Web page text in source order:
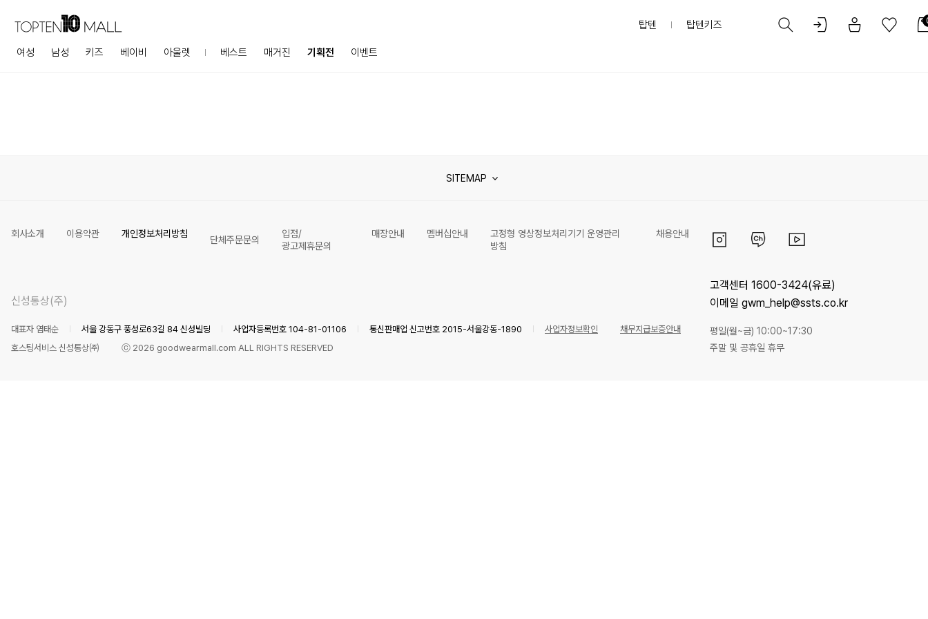
여성 남성 키즈 베이비 아울렛 베스트 매거진 기획전 이벤트
탑텐 탑텐키즈
SITEMAP
회사소개 이용약관 개인정보처리방침
단체주문문의
입점/
광고제휴문의
매장안내 멤버십안내
고정형 영상정보처리기기 운영관리
방침
채용안내
신성통상(주)
대표자 염태순 서울 강동구 풍성로63길 84 신성빌딩 사업자등록번호 104-81-01106 통신판매업 신고번호 2015-서울강동-1890 사업자정보확인
채무지급보증안내
호스팅서비스 신성통상㈜
ⓒ 2026 goodwearmall.com ALL RIGHTS RESERVED
고객센터 1600-3424(유료)
이메일 gwm_help@ssts.co.kr
평일(월~금) 10:00~17:30
주말 및 공휴일 휴무